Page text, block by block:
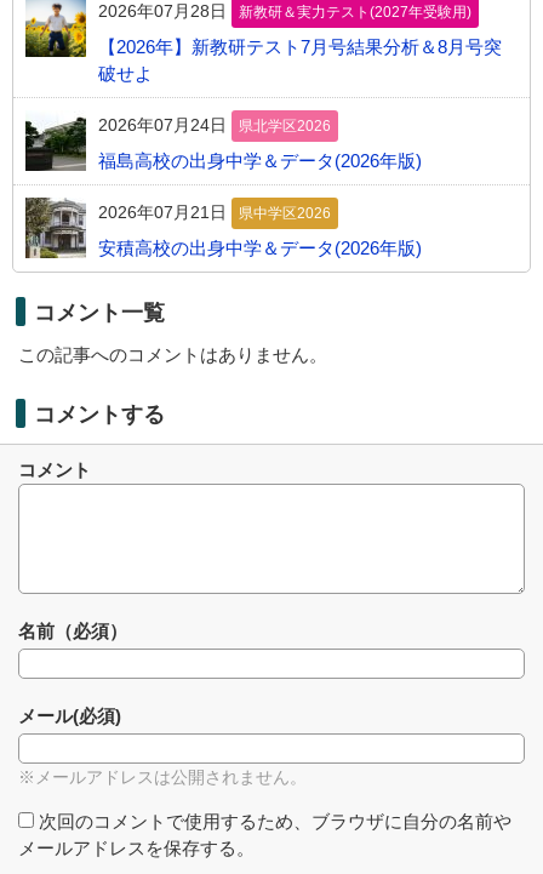
2026年07月28日 新教研＆実力テスト(2027年受験用)
【2026年】新教研テスト7月号結果分析＆8月号突
破せよ
2026年07月24日 県北学区2026
福島高校の出身中学＆データ(2026年版)
2026年07月21日 県中学区2026
安積高校の出身中学＆データ(2026年版)
コメント一覧
この記事へのコメントはありません。
コメントする
コメント
名前（必須）
メール(必須)
※メールアドレスは公開されません。
次回のコメントで使用するため、ブラウザに自分の名前や
メールアドレスを保存する。